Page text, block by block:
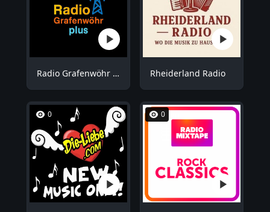
Radio Grafenwöhr - Plus Rheiderland Radio
0 0